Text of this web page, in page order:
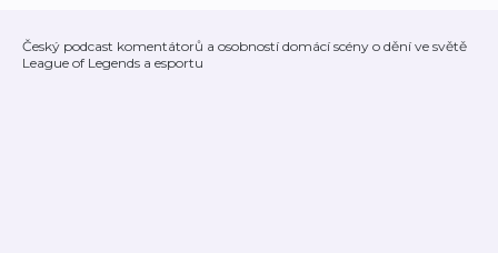
Český podcast komentátorů a osobností domácí scény o dění ve světě
League of Legends a esportu